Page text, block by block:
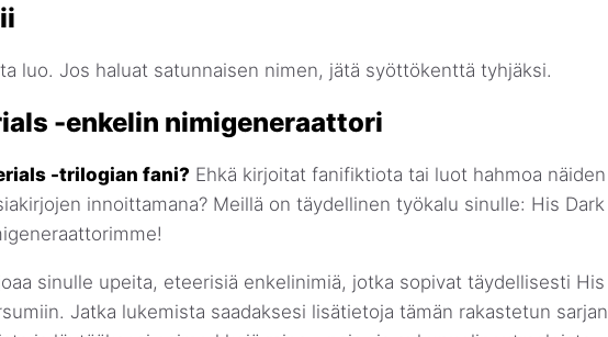
luo. Jos haluat satunnaisen nimen, jätä syöttökenttä tyhjäksi.
-enkelin nimigeneraattori
-trilogian fani? Ehkä kirjoitat fanifiktiota tai luot hahmoa näiden
innoittamana? Meillä on täydellinen työkalu sinulle: His Dark
sinulle upeita, eteerisiä enkelinimiä, jotka sopivat täydellisesti His
Jatka lukemista saadaksesi lisätietoja tämän rakastetun sarjan